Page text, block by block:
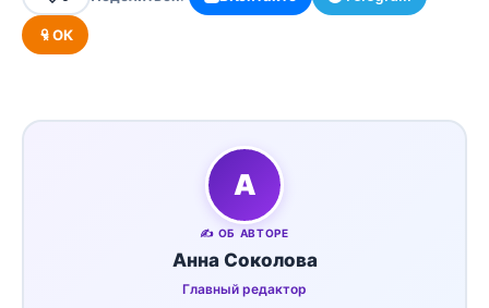
ОК
А
✍️ ОБ АВТОРЕ
Анна Соколова
Главный редактор